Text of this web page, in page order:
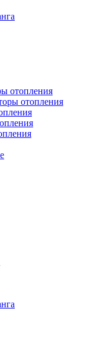
отопления
отопления